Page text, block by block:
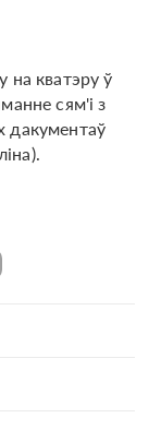
на кватэру ў
сям'і з
дакументаў